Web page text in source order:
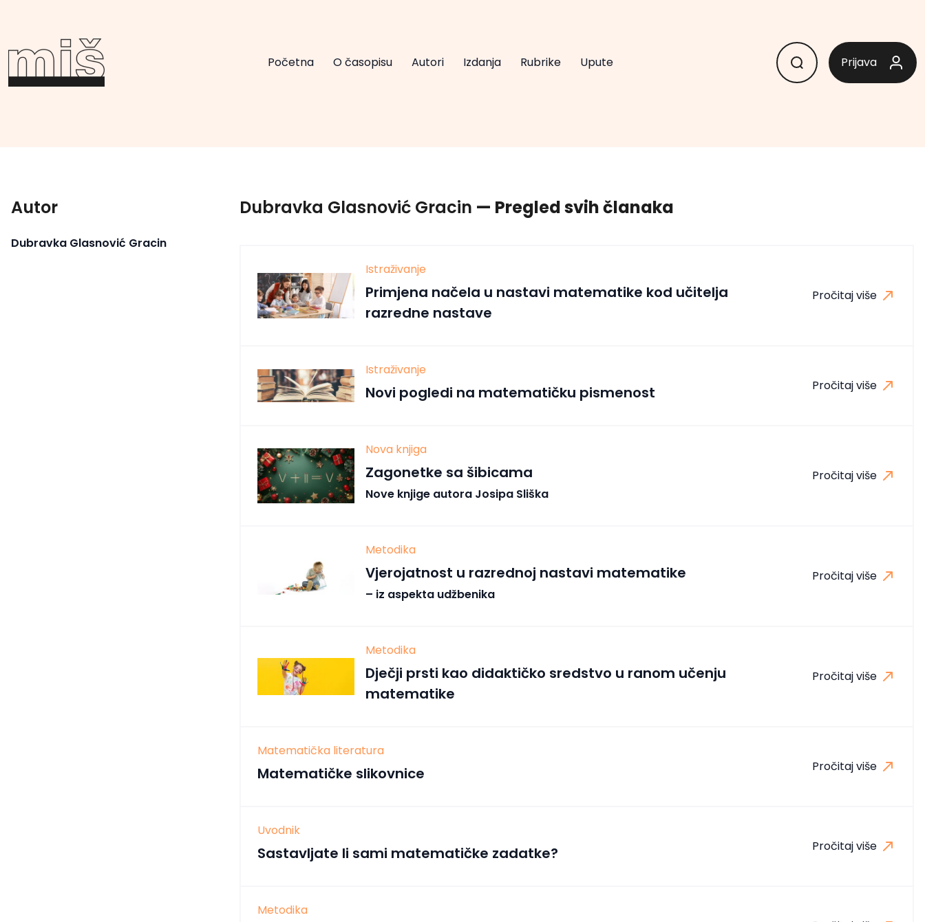
Početna O časopisu Autori Izdanja Rubrike Upute Prijava
Autor
Dubravka Glasnović Gracin
Dubravka Glasnović Gracin — Pregled svih članaka
Istraživanje
Primjena načela u nastavi matematike kod učitelja
razredne nastave
Pročitaj više
Istraživanje
Novi pogledi na matematičku pismenost Pročitaj više
Nova knjiga
Zagonetke sa šibicama
Nove knjige autora Josipa Sliška
Pročitaj više
Metodika
Vjerojatnost u razrednoj nastavi matematike
– iz aspekta udžbenika
Pročitaj više
Metodika
Dječji prsti kao didaktičko sredstvo u ranom učenju
matematike
Pročitaj više
Matematička literatura
Matematičke slikovnice Pročitaj više
Uvodnik
Sastavljate li sami matematičke zadatke? Pročitaj više
Metodika